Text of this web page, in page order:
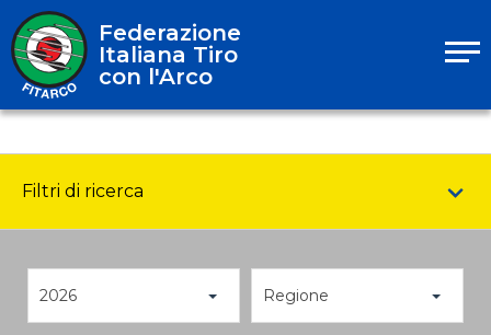
Federazione
Italiana Tiro
con l'Arco
Filtri di ricerca
2026 Regione